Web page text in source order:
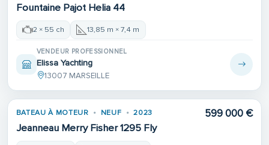
Fountaine Pajot Helia 44
2 × 55 ch 13,85 m × 7,4 m
VENDEUR PROFESSIONNEL
Elissa Yachting
13007 MARSEILLE
BATEAU À MOTEUR NEUF 2023
Jeanneau Merry Fisher 1295 Fly
599 000 €